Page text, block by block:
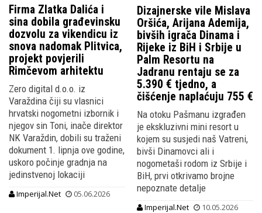
Firma Zlatka Dalića i
sina dobila građevinsku
dozvolu za vikendicu iz
snova nadomak Plitvica,
projekt povjerili
Rimčevom arhitektu
Zero digital d.o.o. iz
Varaždina čiji su vlasnici
hrvatski nogometni izbornik i
njegov sin Toni, inače direktor
NK Varaždin, dobili su traženi
dokument 1. lipnja ove godine,
uskoro počinje gradnja na
jedinstvenoj lokaciji
Imperijal.Net 05.06.2026
Dizajnerske vile Mislava
Oršića, Arijana Ademija,
bivših igrača Dinama i
Rijeke iz BiH i Srbije u
Palm Resortu na
Jadranu rentaju se za
5.390 € tjedno, a
čišćenje naplaćuju 755 €
Na otoku Pašmanu izgrađen
je ekskluzivni mini resort u
kojem su susjedi naš Vatreni,
bivši Dinamovci ali i
nogometaši rodom iz Srbije i
BiH, prvi otkrivamo brojne
nepoznate detalje
Imperijal.Net 10.05.2026